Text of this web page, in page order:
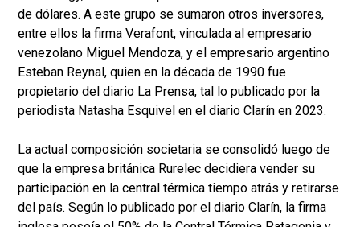
de dólares. A este grupo se sumaron otros inversores,
entre ellos la firma Verafont, vinculada al empresario
venezolano Miguel Mendoza, y el empresario argentino
Esteban Reynal, quien en la década de 1990 fue
propietario del diario La Prensa, tal lo publicado por la
periodista Natasha Esquivel en el diario Clarín en 2023.
La actual composición societaria se consolidó luego de
que la empresa británica Rurelec decidiera vender su
participación en la central térmica tiempo atrás y retirarse
del país. Según lo publicado por el diario Clarín, la firma